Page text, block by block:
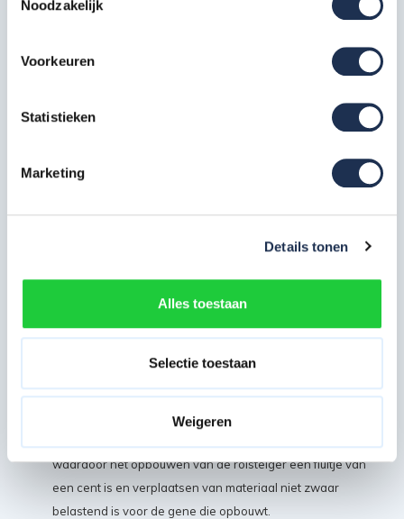
Noodzakelijk
Voorkeuren
Statistieken
Marketing
Details tonen
Alles toestaan
Selectie toestaan
Weigeren
kg
In bezit van een ABOMA certificaat
Aanhanger voldoet ruim aan de NEN-EN 1004 Norm
Extra rolsteiger informatie
een TÜV
certificaaten voldoen aan de EN 1004 (Steigerklasse II).
Hierdoor bent u verzekerd van kwaliteit en veiligheid van
De steiger heeft een buisdikte van 50 mm en een
wanddikte van 2,2 mm wat uitzonderlijke sterk en robuust
waardoor het opbouwen van de rolsteiger een fluitje van
een cent is en verplaatsen van materiaal niet zwaar
belastend is voor de gene die opbouwt.